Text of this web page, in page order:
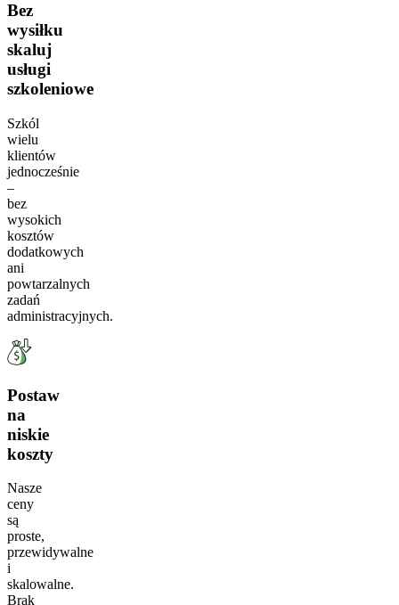
Bez
wysiłku
skaluj
usługi
szkoleniowe
Szkól
wielu
klientów
jednocześnie
–
bez
wysokich
kosztów
dodatkowych
ani
powtarzalnych
zadań
administracyjnych.
Postaw
na
niskie
koszty
Nasze
ceny
są
proste,
przewidywalne
i
skalowalne.
Brak